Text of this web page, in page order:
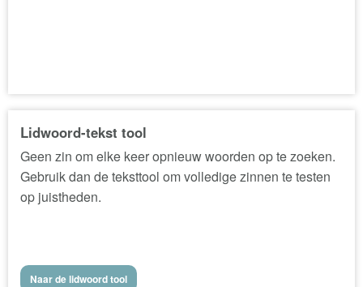
Lidwoord-tekst tool
Geen zin om elke keer opnieuw woorden op te zoeken.
Gebruik dan de teksttool om volledige zinnen te testen
op juistheden.
Naar de lidwoord tool